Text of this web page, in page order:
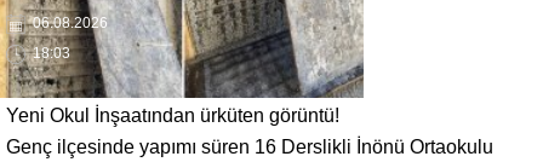
06.08.2026
18:03
Yeni Okul İnşaatından ürküten görüntü!
Genç ilçesinde yapımı süren 16 Derslikli İnönü Ortaokulu